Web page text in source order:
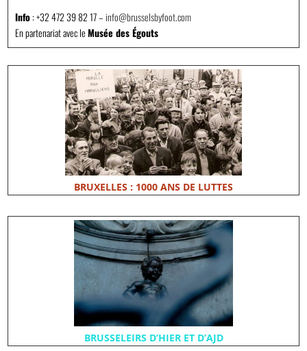
Info: +32 472 39 82 17 – info@brusselsbyfoot.com
En partenariat avec leMusée des Égouts
BRUXELLES : 1000 ANS DE LUTTES
BRUSSELEIRS D’HIER ET D’AJD